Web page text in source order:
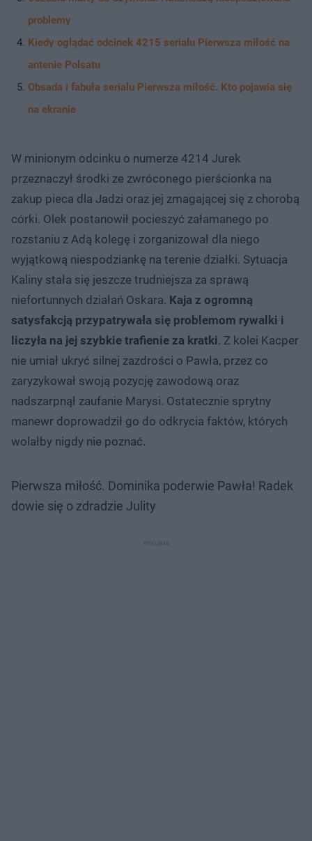
problemy
Kiedy oglądać odcinek 4215 serialu Pierwsza miłość na
antenie Polsatu
Obsada i fabuła serialu Pierwsza miłość. Kto pojawia się
na ekranie
W minionym odcinku o numerze 4214 Jurek
przeznaczył środki ze zwróconego pierścionka na
zakup pieca dla Jadzi oraz jej zmagającej się z chorobą
córki. Olek postanowił pocieszyć załamanego po
rozstaniu z Adą kolegę i zorganizował dla niego
wyjątkową niespodziankę na terenie działki. Sytuacja
Kaliny stała się jeszcze trudniejsza za sprawą
niefortunnych działań Oskara. Kaja z ogromną
satysfakcją przypatrywała się problemom rywalki i
liczyła na jej szybkie trafienie za kratki. Z kolei Kacper
nie umiał ukryć silnej zazdrości o Pawła, przez co
zaryzykował swoją pozycję zawodową oraz
nadszarpnął zaufanie Marysi. Ostatecznie sprytny
manewr doprowadził go do odkrycia faktów, których
wolałby nigdy nie poznać.
Pierwsza miłość. Dominika poderwie Pawła! Radek
dowie się o zdradzie Julity